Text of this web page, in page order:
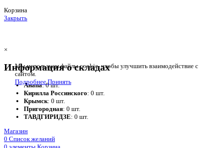
Корзина
Закрыть
Мы используем файлы cookie, чтобы улучшить взаимодействие с
сайтом.
ПодробнееПринять
×
Информация о складах
Анапа: 0 шт.
Кирилла Россинского: 0 шт.
Крымск: 0 шт.
Пригородная: 0 шт.
ТАВДГИРИДЗЕ: 0 шт.
Магазин
0 Список желаний